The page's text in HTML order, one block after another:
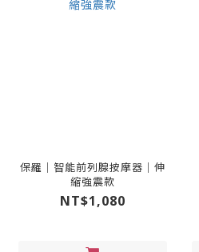
保羅｜智能前列腺按摩器｜伸
縮強震款
NT$1,080